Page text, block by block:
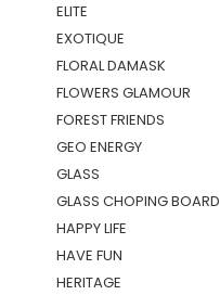
ELITE
EXOTIQUE
FLORAL DAMASK
FLOWERS GLAMOUR
FOREST FRIENDS
GEO ENERGY
GLASS
GLASS CHOPING BOARD
HAPPY LIFE
HAVE FUN
HERITAGE